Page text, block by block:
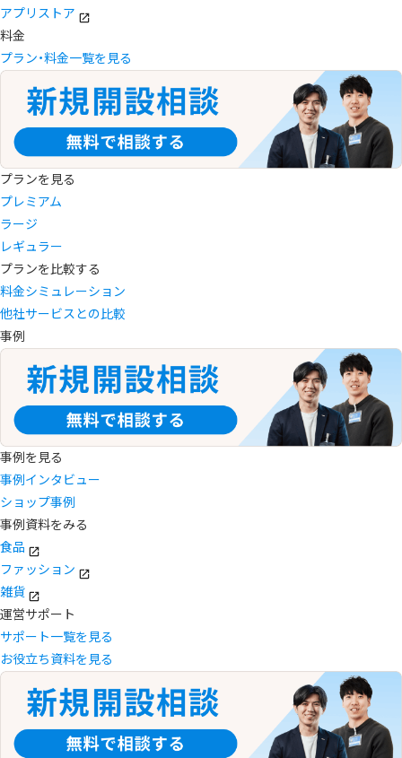
アプリストア
料金
プラン・料金一覧を見る
プランを見る
プレミアム
ラージ
レギュラー
プランを比較する
料金シミュレーション
他社サービスとの比較
事例
事例を見る
事例インタビュー
ショップ事例
事例資料をみる
食品
ファッション
雑貨
運営サポート
サポート一覧を見る
お役立ち資料を見る